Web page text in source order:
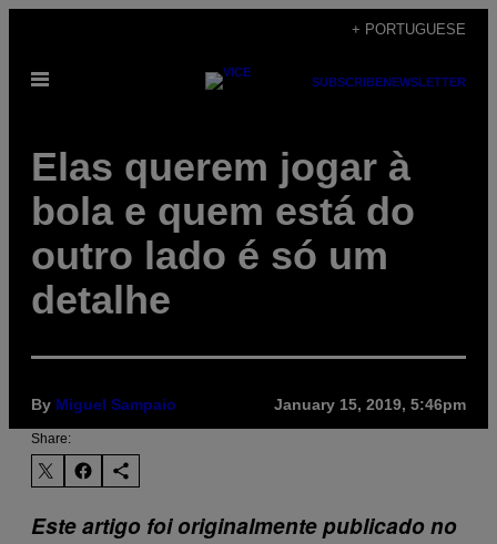
content
+ PORTUGUESE
Open
SUBSCRIBENEWSLETTER
Elas querem jogar à
bola e quem está do
outro lado é só um
detalhe
By Miguel Sampaio January 15, 2019, 5:46pm
Share:
Este artigo foi originalmente publicado no